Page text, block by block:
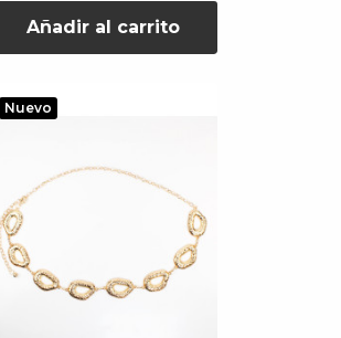
Añadir al carrito
Nuevo